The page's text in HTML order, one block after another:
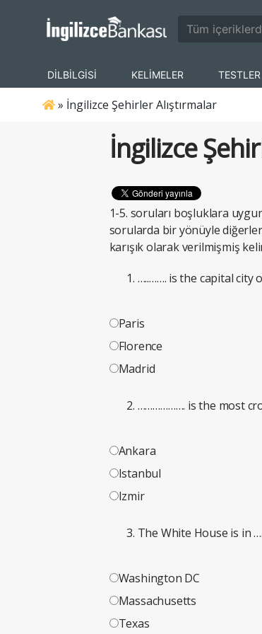
DİLBİLGİSİ KELİMELER TESTLER
» İngilizce Şehirler Alıştırmalar
İngilizce
1-5. soruları boşluklara
sorularda bir yönüyle
karışık olarak verilmişmiş
…..……. is the capital city
Paris
Florence
Madrid
………………. is the most
Ankara
Istanbul
Izmir
The White House is in
Washington DC
Massachusetts
Texas